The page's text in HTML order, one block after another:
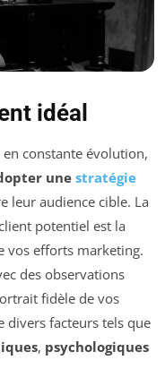
idéal
constante évolution,
une stratégie
leur audience cible. La
potentiel est la
vos efforts marketing.
des observations
fidèle de vos
divers facteurs tels que
, psychologiques